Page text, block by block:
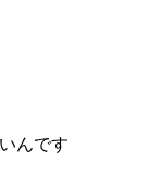
んです